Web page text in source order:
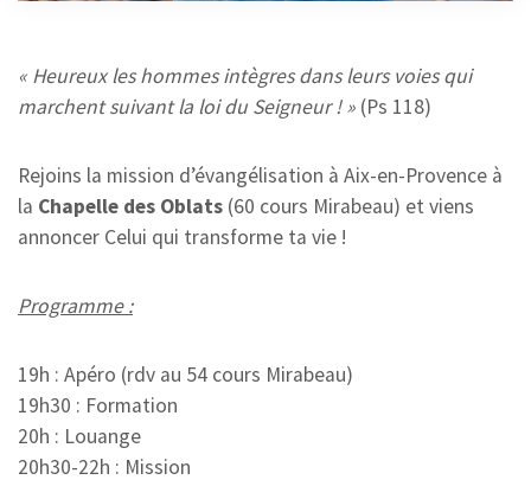
« Heureux les hommes intègres dans leurs voies qui
marchent suivant la loi du Seigneur ! » (Ps 118)
Rejoins la mission d’évangélisation à Aix-en-Provence à
la Chapelle des Oblats (60 cours Mirabeau) et viens
annoncer Celui qui transforme ta vie !
Programme :
19h : Apéro (rdv au 54 cours Mirabeau)
19h30 : Formation
20h : Louange
20h30-22h : Mission